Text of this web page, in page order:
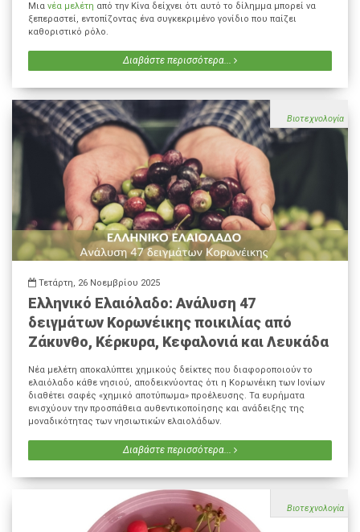
Μια νέα μελέτη από την Κίνα δείχνει ότι αυτό το δίλημμα μπορεί να
ξεπεραστεί, εντοπίζοντας ένα συγκεκριμένο γονίδιο που παίζει
καθοριστικό ρόλο.
Διαβάστε περισσότερα...
Βιοτεχνολογία
Τετάρτη, 26 Νοεμβρίου 2025
Ελληνικό Ελαιόλαδο: Ανάλυση 47
δειγμάτων Κορωνέικης ποικιλίας από
Ζάκυνθο, Κέρκυρα, Κεφαλονιά και Λευκάδα
Νέα μελέτη αποκαλύπτει χημικούς δείκτες που διαφοροποιούν το
ελαιόλαδο κάθε νησιού, αποδεικνύοντας ότι η Κορωνέικη των Ιονίων
διαθέτει σαφές «χημικό αποτύπωμα» προέλευσης. Τα ευρήματα
ενισχύουν την προσπάθεια αυθεντικοποίησης και ανάδειξης της
μοναδικότητας των νησιωτικών ελαιολάδων.
Διαβάστε περισσότερα...
Βιοτεχνολογία